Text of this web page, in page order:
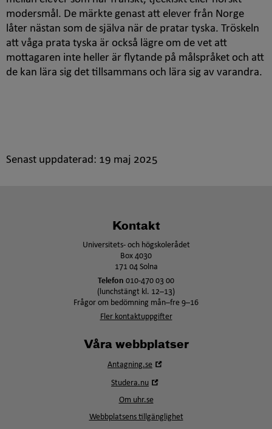
modersmål. De märkte genast att elever från Norge
låter nästan som de själva när de pratar tyska. Tröskeln
att våga prata tyska är också lägre om de vet att
mottagaren inte heller är flytande på målspråket och att
de kan lära sig det tillsammans och lära sig av varandra.
Senast uppdaterad: 19 maj 2025
Kontakt
Universitets- och högskolerådet
Box 4030
171 04 Solna
Telefon 010-470 03 00
(lunchstängt kl. 12–13)
Frågor om bedömning mån–fre 9–16
Fler kontaktuppgifter
Våra webbplatser
Antagning.se
Studera.nu
fönster
Om uhr.se
Webbplatsens tillgänglighet